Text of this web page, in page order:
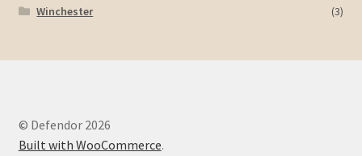
Winchester
(3)
© Defendor 2026
Built with WooCommerce.